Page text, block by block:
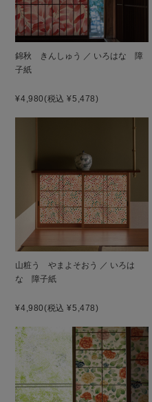
錦秋 きんしゅう ／ いろはな 障
子紙
¥4,980(税込 ¥5,478)
山粧う やまよそおう ／ いろは
な 障子紙
¥4,980(税込 ¥5,478)